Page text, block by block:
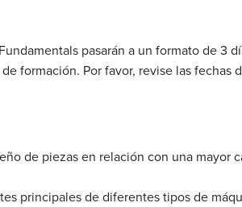
pasarán a un formato de 3
formación. Por favor, revise las
de piezas en relación con una
principales de diferentes tipos de